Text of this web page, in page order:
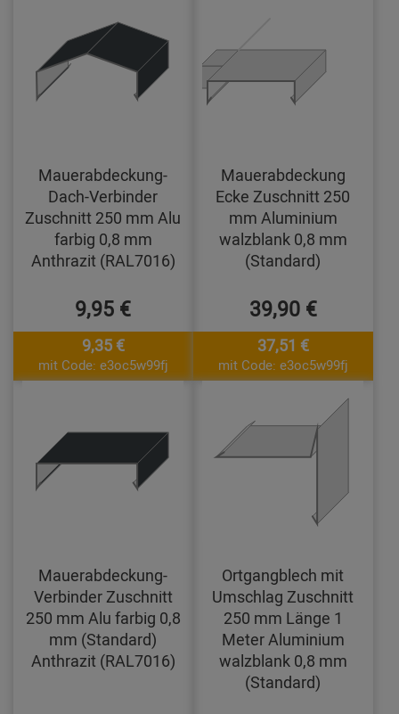
Mauerabdeckung-
Dach-Verbinder
Zuschnitt 250 mm Alu
farbig 0,8 mm
Anthrazit (RAL7016)
9,95 €
9,35 €
mit Code: e3oc5w99fj
Mauerabdeckung
Ecke Zuschnitt 250
mm Aluminium
walzblank 0,8 mm
(Standard)
39,90 €
37,51 €
mit Code: e3oc5w99fj
Mauerabdeckung-
Verbinder Zuschnitt
250 mm Alu farbig 0,8
mm (Standard)
Anthrazit (RAL7016)
Ortgangblech mit
Umschlag Zuschnitt
250 mm Länge 1
Meter Aluminium
walzblank 0,8 mm
(Standard)